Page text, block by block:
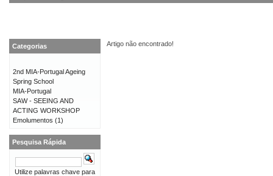
Artigo não encontrado!
Categorias
2nd MIA-Portugal Ageing
Spring School
MIA-Portugal
SAW - SEEING AND
ACTING WORKSHOP
Emolumentos (1)
Pesquisa Rápida
Utilize palavras chave para